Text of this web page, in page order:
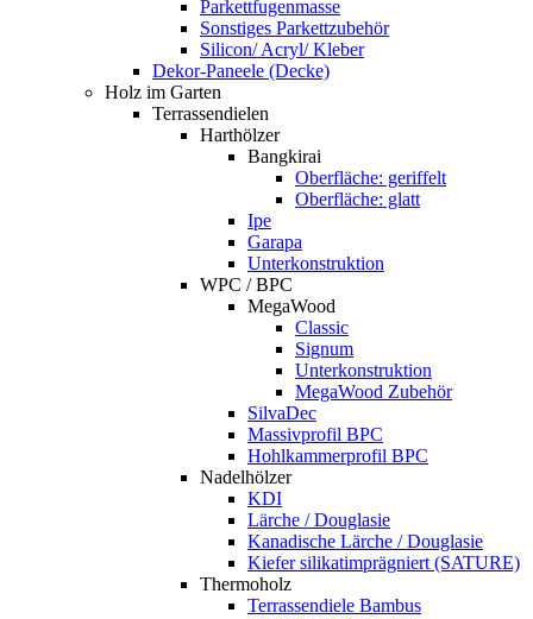
Parkettfugenmasse
Sonstiges Parkettzubehör
Silicon/ Acryl/ Kleber
Dekor-Paneele (Decke)
Holz im Garten
Terrassendielen
Harthölzer
Bangkirai
Oberfläche: geriffelt
Oberfläche: glatt
Ipe
Garapa
Unterkonstruktion
WPC / BPC
MegaWood
Classic
Signum
Unterkonstruktion
MegaWood Zubehör
SilvaDec
Massivprofil BPC
Hohlkammerprofil BPC
Nadelhölzer
KDI
Lärche / Douglasie
Kanadische Lärche / Douglasie
Kiefer silikatimprägniert (SATURE)
Thermoholz
Terrassendiele Bambus